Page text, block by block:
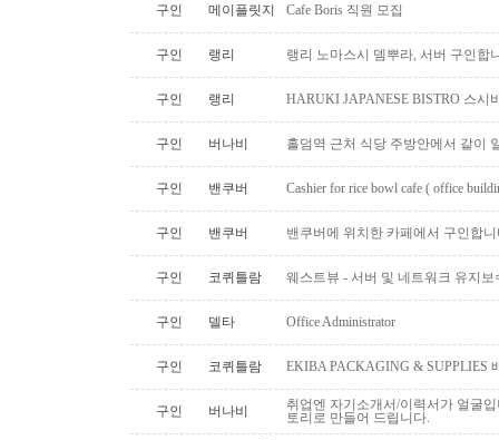
구인 메이플릿지 Cafe Boris 직원 모집
구인 랭리 랭리 노마스시 뎀뿌라, 서버 구인합
구인 랭리 HARUKI JAPANESE BISTRO 스시
구인 버나비 홀덤역 근처 식당 주방안에서 같이
구인 밴쿠버 Cashier for rice bowl cafe ( office
구인 밴쿠버 밴쿠버에 위치한 카페에서 구인합
구인 코퀴틀람 웨스트뷰 - 서버 및 네트워크 유지보
구인 델타 Office Administrator
구인 코퀴틀람 EKIBA PACKAGING & SUPPLIES
구인 버나비
취업엔 자기소개서/이력서가 얼굴
토리로 만들어 드립니다.